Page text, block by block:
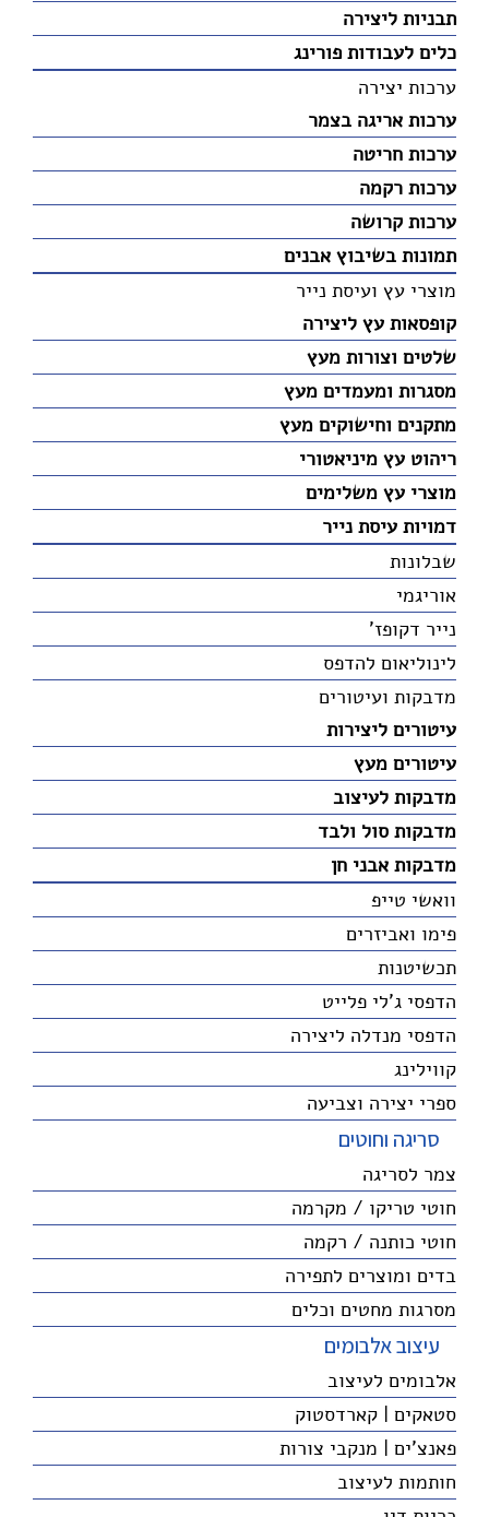
תבניות ליצירה
כלים לעבודות פורינג
ערכות יצירה
ערכות אריגה בצמר
ערכות חריטה
ערכות רקמה
ערכות קרושה
תמונות בשיבוץ אבנים
מוצרי עץ ועיסת נייר
קופסאות עץ ליצירה
שלטים וצורות מעץ
מסגרות ומעמדים מעץ
מתקנים וחישוקים מעץ
ריהוט עץ מיניאטורי
מוצרי עץ משלימים
דמויות עיסת נייר
שבלונות
אוריגמי
נייר דקופז'
לינוליאום להדפס
מדבקות ועיטורים
עיטורים ליצירות
עיטורים מעץ
מדבקות לעיצוב
מדבקות סול ולבד
מדבקות אבני חן
וואשי טייפ
פימו ואביזרים
תכשיטנות
הדפסי ג'לי פלייט
הדפסי מנדלה ליצירה
קווילינג
ספרי יצירה וצביעה
סריגה וחוטים
צמר לסריגה
חוטי טריקו / מקרמה
חוטי כותנה / רקמה
בדים ומוצרים לתפירה
מסרגות מחטים וכלים
עיצוב אלבומים
אלבומים לעיצוב
סטאקים | קארדסטוק
פאנצ'ים | מנקבי צורות
חותמות לעיצוב